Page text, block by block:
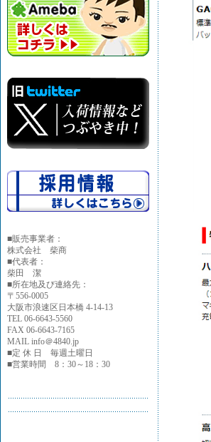
■販売事業者：
株式会社 柴商
■代表者：
柴田 潔
■所在地及び連絡先：
〒556-0005
大阪市浪速区日本橋 4-14-13
TEL 06-6643-5560
FAX 06-6643-7165
MAIL info＠4840.jp
■定 休 日 毎週土曜日
■営業時間 8：30～18：30